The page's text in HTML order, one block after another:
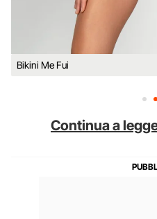
Bikini Me Fui
Continua a